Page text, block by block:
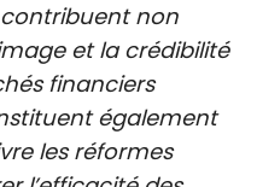
non
et la crédibilité
financiers
également
les réformes